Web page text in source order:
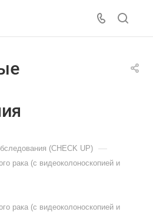
(CHECK UP) —
рака (с видеоколоноскопией и
рака (с видеоколоноскопией и